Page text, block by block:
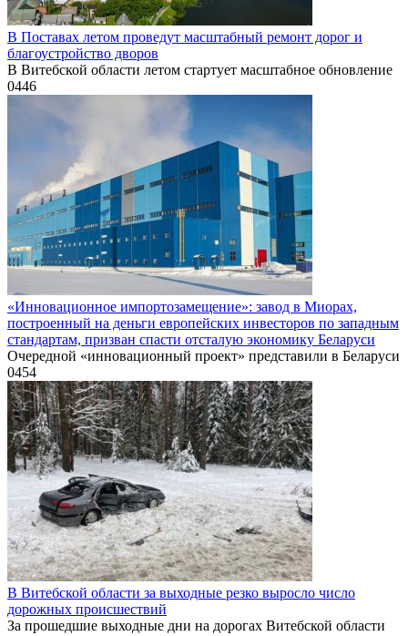
В Поставах летом проведут масштабный ремонт дорог и
благоустройство дворов
В Витебской области летом стартует масштабное обновление
0446
«Инновационное импортозамещение»: завод в Миорах,
построенный на деньги европейских инвесторов по западным
стандартам, призван спасти отсталую экономику Беларуси
Очередной «инновационный проект» представили в Беларуси
0454
В Витебской области за выходные резко выросло число
дорожных происшествий
За прошедшие выходные дни на дорогах Витебской области